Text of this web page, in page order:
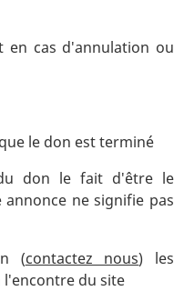
en cas d'annulation ou
le don est terminé
don le fait d'être le
ne signifie pas
(contactez nous) les
du site